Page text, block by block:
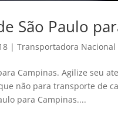
São Paulo
|Transportadora Nacional
Campinas. Agilize seu
não para transporte de
para Campinas....